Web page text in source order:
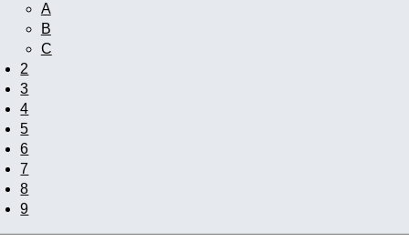
A
B
C
2
3
4
5
6
7
8
9